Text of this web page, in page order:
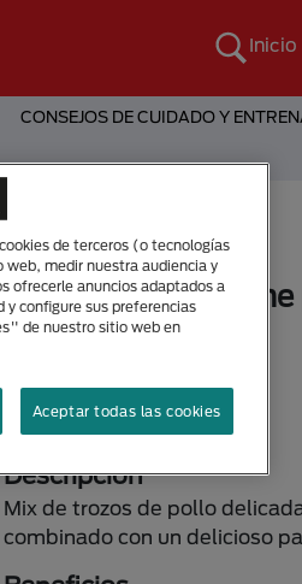
Inicio
CONSEJOS DE CUIDADO Y
Alimento Húmedo
Fancy Feast®
85Grs
Descripción
Mix de trozos de pollo
combinado con un delicioso
de terceros (o tecnologías
web, medir nuestra audiencia y
ofrecerle anuncios adaptados a
y configure sus preferencias
de nuestro sitio web en
Aceptar todas las cookies